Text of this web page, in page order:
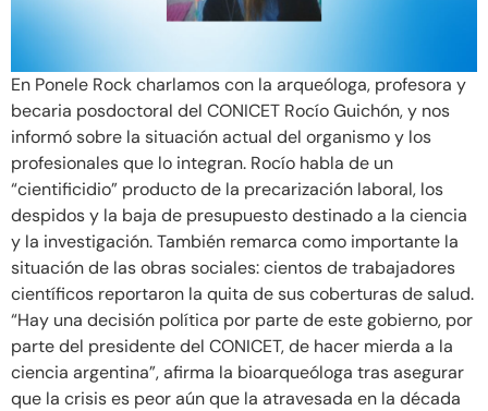
En Ponele Rock charlamos con la arqueóloga, profesora y
becaria posdoctoral del CONICET Rocío Guichón, y nos
informó sobre la situación actual del organismo y los
profesionales que lo integran. Rocío habla de un
“cientificidio” producto de la precarización laboral, los
despidos y la baja de presupuesto destinado a la ciencia
y la investigación. También remarca como importante la
situación de las obras sociales: cientos de trabajadores
científicos reportaron la quita de sus coberturas de salud.
“Hay una decisión política por parte de este gobierno, por
parte del presidente del CONICET, de hacer mierda a la
ciencia argentina”, afirma la bioarqueóloga tras asegurar
que la crisis es peor aún que la atravesada en la década